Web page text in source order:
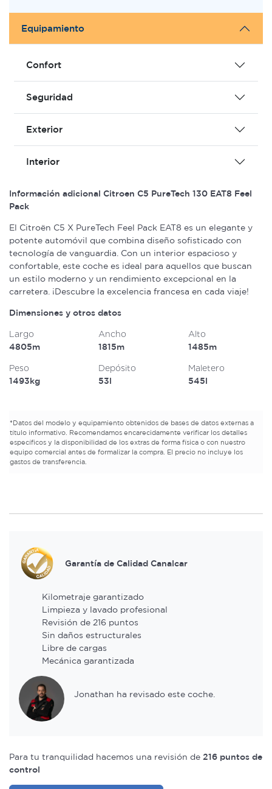
Equipamiento
Confort
Seguridad
Exterior
Interior
Información adicional Citroen C5 PureTech 130 EAT8 Feel
Pack
El Citroën C5 X PureTech Feel Pack EAT8 es un elegante y
potente automóvil que combina diseño sofisticado con
tecnología de vanguardia. Con un interior espacioso y
confortable, este coche es ideal para aquellos que buscan
un estilo moderno y un rendimiento excepcional en la
carretera. ¡Descubre la excelencia francesa en cada viaje!
Dimensiones y otros datos
Largo
4805m
Ancho
1815m
Alto
1485m
Peso
1493kg
Depósito
53l
Maletero
545l
*Datos del modelo y equipamiento obtenidos de bases de datos externas a
título informativo. Recomendamos encarecidamente verificar los detalles
específicos y la disponibilidad de los extras de forma física o con nuestro
equipo comercial antes de formalizar la compra. El precio no incluye los
gastos de transferencia.
Garantía de Calidad Canalcar
Kilometraje garantizado
Limpieza y lavado profesional
Revisión de 216 puntos
Sin daños estructurales
Libre de cargas
Mecánica garantizada
Jonathan ha revisado este coche.
Para tu tranquilidad hacemos una revisión de 216 puntos de
control